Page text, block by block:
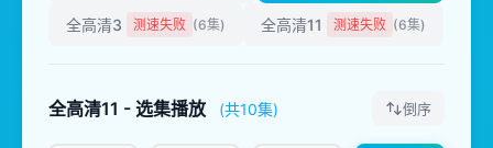
全高清3 测速失败 (6集) 全高清11 测速失败 (6集)
全高清11 - 选集播放 (共10集) 倒序